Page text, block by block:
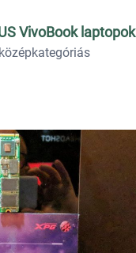
VivoBook laptopok